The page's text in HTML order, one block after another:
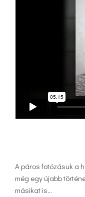
A páros fotózásuk a
még egy újabb
másikat is…